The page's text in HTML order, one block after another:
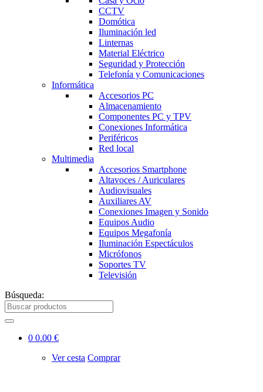
CCTV
Domótica
Iluminación led
Linternas
Material Eléctrico
Seguridad y Protección
Telefonía y Comunicaciones
Informática
Accesorios PC
Almacenamiento
Componentes PC y TPV
Conexiones Informática
Periféricos
Red local
Multimedia
Accesorios Smartphone
Altavoces / Auriculares
Audiovisuales
Auxiliares AV
Conexiones Imagen y Sonido
Equipos Audio
Equipos Megafonía
Iluminación Espectáculos
Micrófonos
Soportes TV
Televisión
Búsqueda:
0 0.00 €
Ver cesta Comprar